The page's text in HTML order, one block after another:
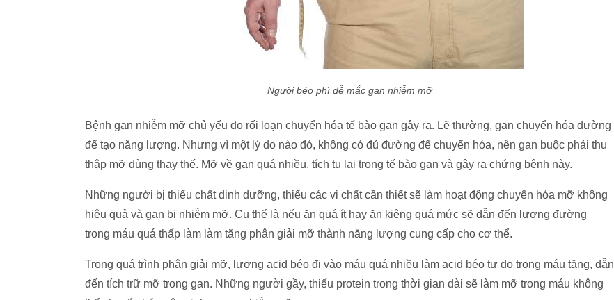
Người béo phì dễ mắc gan nhiễm mỡ
Bệnh gan nhiễm mỡ chủ yếu do rối loạn chuyển hóa tế bào gan gây ra. Lẽ thường, gan chuyển hóa đường
để tạo năng lượng. Nhưng vì một lý do nào đó, không có đủ đường để chuyển hóa, nên gan buộc phải thu
thập mỡ dùng thay thế. Mỡ về gan quá nhiều, tích tụ lại trong tế bào gan và gây ra chứng bệnh này.
Những người bị thiếu chất dinh dưỡng, thiếu các vi chất cần thiết sẽ làm hoạt động chuyển hóa mỡ không
hiệu quả và gan bị nhiễm mỡ. Cụ thể là nếu ăn quá ít hay ăn kiêng quá mức sẽ dẫn đến lượng đường
trong máu quá thấp làm làm tăng phân giải mỡ thành năng lượng cung cấp cho cơ thể.
Trong quá trình phân giải mỡ, lượng acid béo đi vào máu quá nhiều làm acid béo tự do trong máu tăng, dẫn
đến tích trữ mỡ trong gan. Những người gầy, thiếu protein trong thời gian dài sẽ làm mỡ trong máu không